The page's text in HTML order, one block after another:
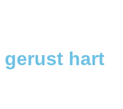
gerust hart